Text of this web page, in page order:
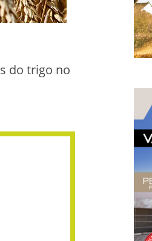
do trigo no